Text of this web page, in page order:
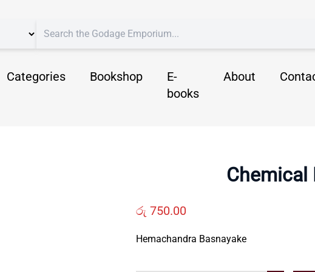
Categories Bookshop
E-
books
About
Chemical
රු 750.00
Hemachandra Basnayake